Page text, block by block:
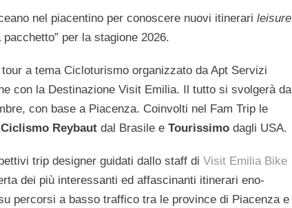
nel piacentino per conoscere nuovi itinerari leisure
per la stagione 2026.
a tema Cicloturismo organizzato da Apt Servizi
con la Destinazione Visit Emilia. Il tutto si svolgerà da
con base a Piacenza. Coinvolti nel Fam Trip le
Ciclismo Reybaut dal Brasile e Tourissimo dagli USA.
trip designer guidati dallo staff di Visit Emilia Bike
dei più interessanti ed affascinanti itinerari eno-
percorsi a basso traffico tra le province di Piacenza e